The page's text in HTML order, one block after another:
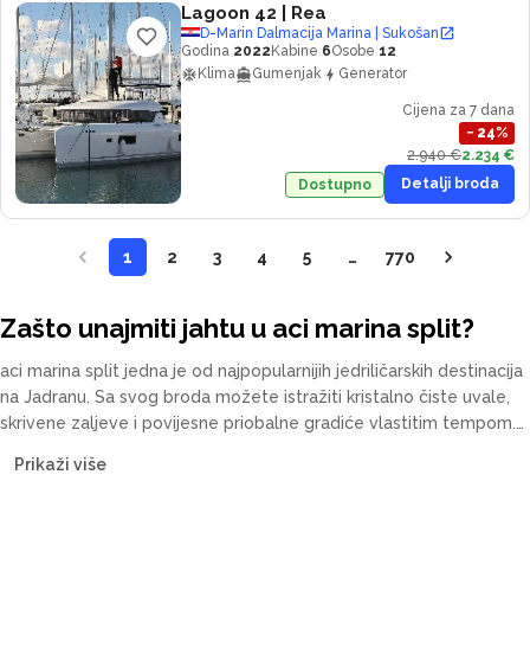
Lagoon 42 | Rea
D-Marin Dalmacija Marina | Sukošan
Godina 2022 Kabine 6Osobe 12
Klima
Gumenjak Generator
Cijena za 7 dana
− 24%
2.940 €2.234 €
Dostupno
Detalji broda
1 2 3 4 5 … 770
Zašto unajmiti jahtu u aci marina split?
aci marina split jedna je od najpopularnijih jedriličarskih destinacija
na Jadranu. Sa svog broda možete istražiti kristalno čiste uvale,
skrivene zaljeve i povijesne priobalne gradiće vlastitim tempom.
— s posadom ili bareboat, za svaki budžet.
Prikaži više